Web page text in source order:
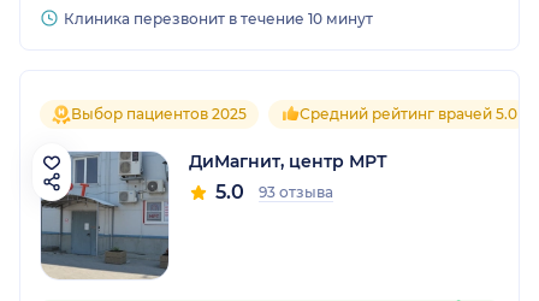
Клиника перезвонит в течение 10 минут
Выбор пациентов 2025 Средний рейтинг врачей 5.0
ДиМагнит, центр МРТ
5.0 93 отзыва